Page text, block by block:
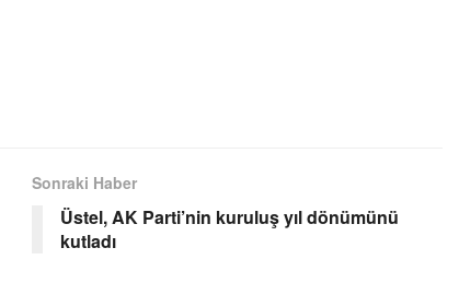
Sonraki Haber
Üstel, AK Parti’nin kuruluş yıl dönümünü
kutladı